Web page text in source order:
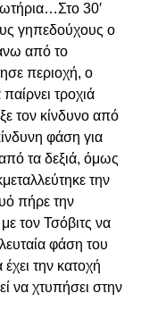
30′
γηπεδούχους ο
από το
περιοχή, ο
τροχιά
τον κίνδυνο από
φάση για
τα δεξιά, όμως
την
πήρε την
τον Τσόβιτς να
φάση του
την κατοχή
να χτυπήσει στην